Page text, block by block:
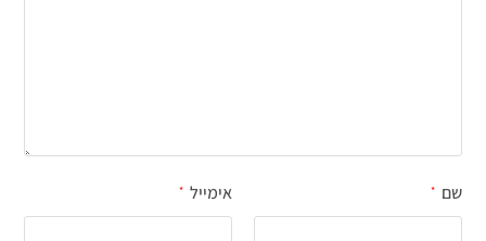
שם * אימייל *